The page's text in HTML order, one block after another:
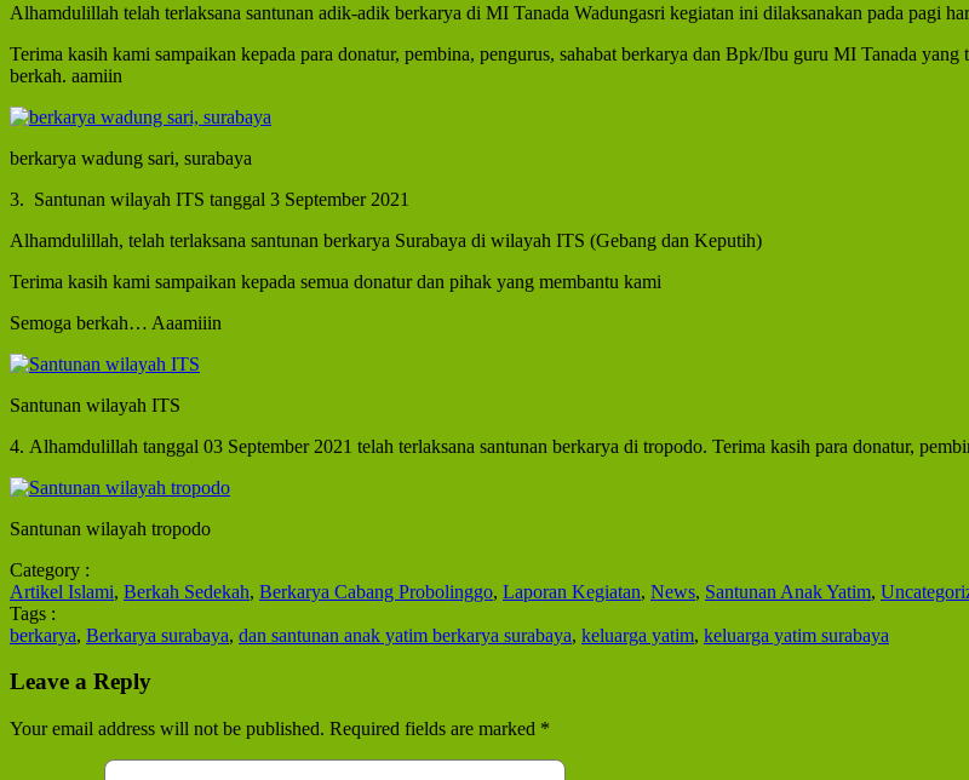
Alhamdulillah telah terlaksana santunan adik-adik berkarya di MI Tanada Wadungasri kegiatan ini dilaksanakan pada pagi
Terima kasih kami sampaikan kepada para donatur, pembina, pengurus, sahabat berkarya dan Bpk/Ibu guru MI Tanada
berkah. aamiin
berkarya wadung sari, surabaya
3. Santunan wilayah ITS tanggal 3 September 2021
Alhamdulillah, telah terlaksana santunan berkarya Surabaya di wilayah ITS (Gebang dan Keputih)
Terima kasih kami sampaikan kepada semua donatur dan pihak yang membantu kami
Semoga berkah… Aaamiiin
Santunan wilayah ITS
4. Alhamdulillah tanggal 03 September 2021 telah terlaksana santunan berkarya di tropodo. Terima kasih para donatur,
Santunan wilayah tropodo
Category :
Artikel Islami, Berkah Sedekah, Berkarya Cabang Probolinggo, Laporan Kegiatan, News, Santunan Anak Yatim,
Tags :
berkarya, Berkarya surabaya, dan santunan anak yatim berkarya surabaya, keluarga yatim, keluarga yatim surabaya
Leave a Reply
Your email address will not be published. Required fields are marked *